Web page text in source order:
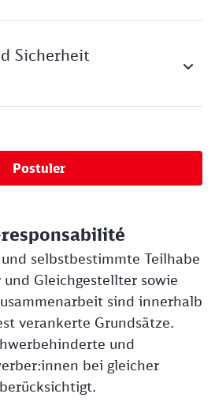
Sicherheit
Postuler
selbstbestimmte Teilhabe
Gleichgestellter sowie
sind innerhalb
verankerte Grundsätze.
und
bei gleicher